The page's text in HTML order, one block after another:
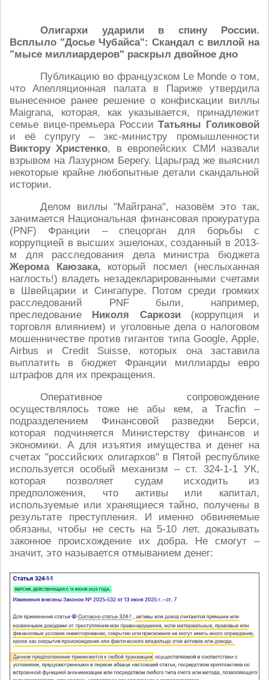
Олигархи ударили в спину России.
Всплыло "Досье Чубайса": Скандал с виллой на
"мысе миллиардеров" раскрыл двойное дно
Публикацию во французском Lе Monde о том,
что Апелляционная палата в Париже утвердила
вынесенное ранее решение о конфискации виллы
Maigrana, которая, как указывается, принадлежит
семье вице-премьера РоссииТатьяны Голиковой
и её супругу – экс-министру промышленности
Виктору Христенко, в европейских СМИ назвали
взрывом на Лазурном Берегу. Царьград же выяснил
некоторые крайне любопытные детали скандальной
истории.
Делом виллы "Майграна", назовём это так,
занимается Национальная финансовая прокуратура
(PNF) Франции – спецорган для борьбы с
коррупцией в высших эшелонах, созданный в 2013-
м для расследования дела министра бюджета
Жерома Каюзака, который посмел (неслыханная
наглость!) владеть незадекларированными счетами
в Швейцарии и Сингапуре. Потом среди громких
расследований PNF были, например,
преследование Николя Саркози(коррупция и
торговля влиянием) и уголовные дела о налоговом
мошенничестве против гигантов типа Google, Apple,
Airbus и Credit Suisse, которых она заставила
выплатить в бюджет Франции миллиарды евро
штрафов для их прекращения.
Оперативное сопровождение
осуществлялось тоже не абы кем, а Tracfin –
подразделением Финансовой разведки Берси,
которая подчиняется Министерству финансов и
экономики. А для изъятия имущества и денег на
счетах "российских олигархов" в Пятой республике
используется особый механизм – ст. 324-1-1 УК,
которая позволяет судам исходить из
предположения, что активы или капитал,
используемые или хранящиеся тайно, получены в
результате преступления. И именно обвиняемые
обязаны, чтобы не сесть на 5-10 лет, доказывать
законное происхождение их добра. Не смогут –
значит, это называется отмыванием денег: